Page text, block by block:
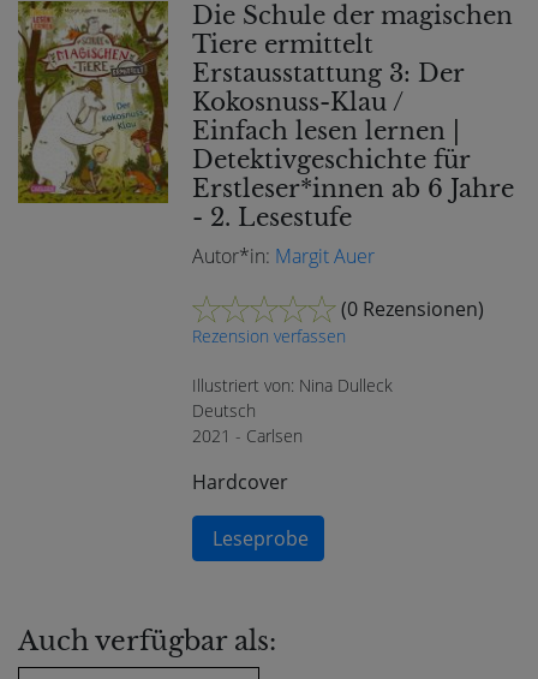
Die Schule der magischen
Tiere ermittelt
Erstausstattung 3: Der
Kokosnuss-Klau /
Einfach lesen lernen |
Detektivgeschichte für
Erstleser*innen ab 6 Jahre
- 2. Lesestufe
Autor*in: Margit Auer
(0 Rezensionen)
Rezension verfassen
Illustriert von: Nina Dulleck
Deutsch
2021 - Carlsen
Hardcover
Leseprobe
Auch verfügbar als: